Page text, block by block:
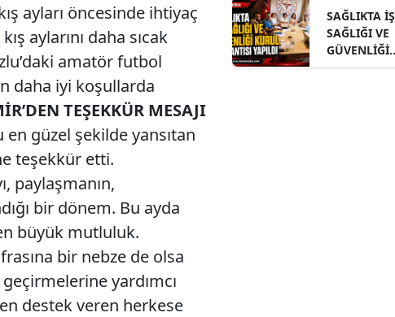
ayları öncesinde ihtiyaç
aylarını daha sıcak
amatör futbol
daha iyi koşullarda
TEŞEKKÜR MESAJI
en güzel şekilde yansıtan
teşekkür etti.
paylaşmanın,
bir dönem. Bu ayda
büyük mutluluk.
bir nebze de olsa
yardımcı
destek veren herkese
ZİYARET
SAĞLIKTA İŞ
SAĞLIĞI VE
GÜVENLİĞİ